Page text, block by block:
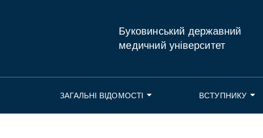
Буковинський державний
медичний університет
ЗАГАЛЬНІ ВІДОМОСТІ ВСТУПНИКУ